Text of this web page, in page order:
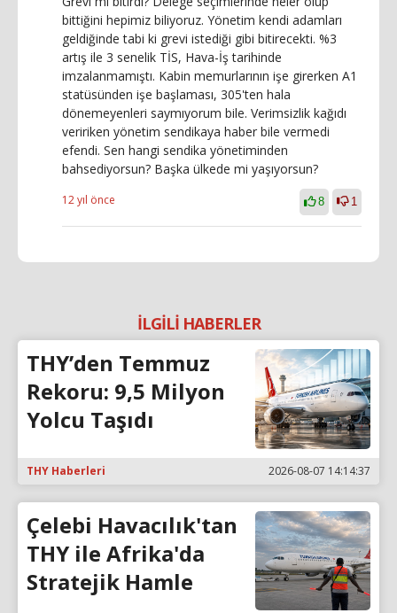
bittiğini hepimiz biliyoruz. Yönetim kendi adamları
geldiğinde tabi ki grevi istediği gibi bitirecekti. %3
artış ile 3 senelik TİS, Hava-İş tarihinde
imzalanmamıştı. Kabin memurlarının işe girerken A1
statüsünden işe başlaması, 305'ten hala
dönemeyenleri saymıyorum bile. Verimsizlik kağıdı
veririken yönetim sendikaya haber bile vermedi
efendi. Sen hangi sendika yönetiminden
bahsediyorsun? Başka ülkede mi yaşıyorsun?
12 yıl önce 8 1
İLGİLİ HABERLER
THY’den Temmuz
Rekoru: 9,5 Milyon
Yolcu Taşıdı
THY Haberleri 2026-08-07 14:14:37
Çelebi Havacılık'tan
THY ile Afrika'da
Stratejik Hamle